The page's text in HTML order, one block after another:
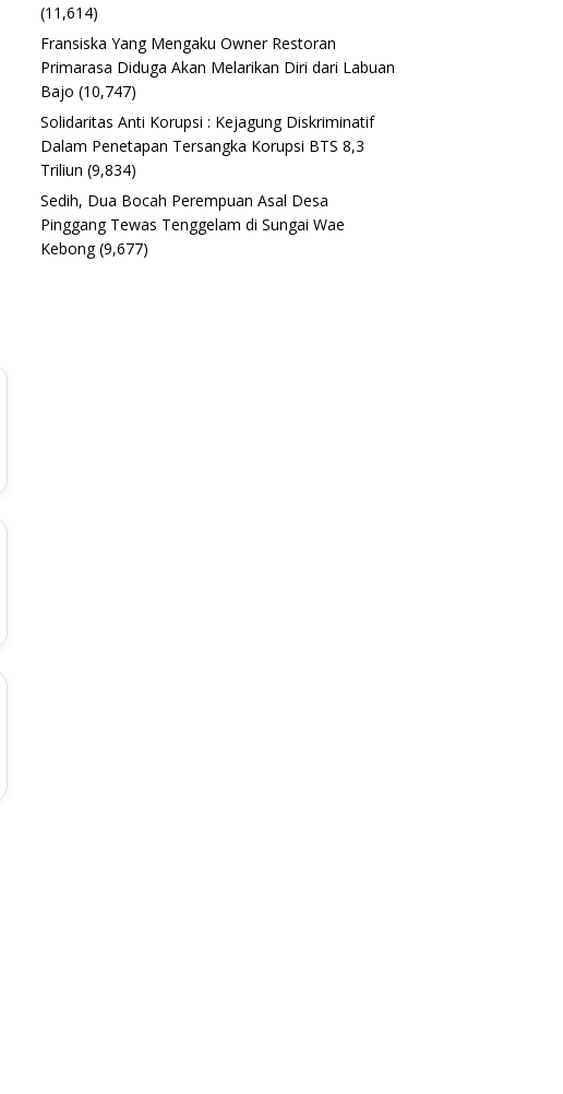
(11,614)
Fransiska Yang Mengaku Owner Restoran
Primarasa Diduga Akan Melarikan Diri dari Labuan
Bajo (10,747)
Solidaritas Anti Korupsi : Kejagung Diskriminatif
Dalam Penetapan Tersangka Korupsi BTS 8,3
Triliun (9,834)
Sedih, Dua Bocah Perempuan Asal Desa
Pinggang Tewas Tenggelam di Sungai Wae
Kebong (9,677)